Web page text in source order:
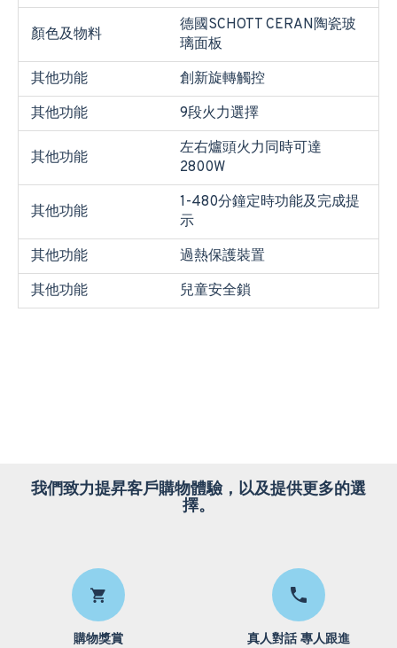
顏色及物料
德國SCHOTT CERAN陶瓷玻
璃面板
其他功能
創新旋轉觸控
其他功能
9段火力選擇
其他功能
左右爐頭火力同時可達
2800W
其他功能
1-480分鐘定時功能及完成提
示
其他功能
過熱保護裝置
其他功能
兒童安全鎖
我們致力提昇客戶購物體驗，以及提供更多的選
擇。
購物獎賞 真人對話 專人跟進